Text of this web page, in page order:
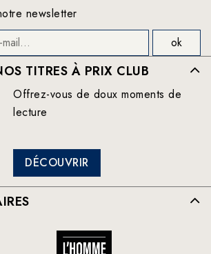
newsletter
TITRES À PRIX CLUB
Offrez-vous de doux moments de
lecture
DÉCOUVRIR